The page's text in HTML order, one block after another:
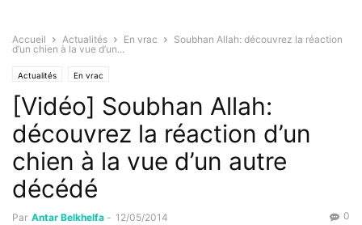
Accueil Actualités En vrac
Soubhan Allah: découvrez la réaction
d’un chien à la vue d’un...
Actualités En vrac
[Vidéo] Soubhan Allah:
découvrez la réaction d’un
chien à la vue d’un autre
décédé
Par Antar Belkhelfa - 12/05/2014 0